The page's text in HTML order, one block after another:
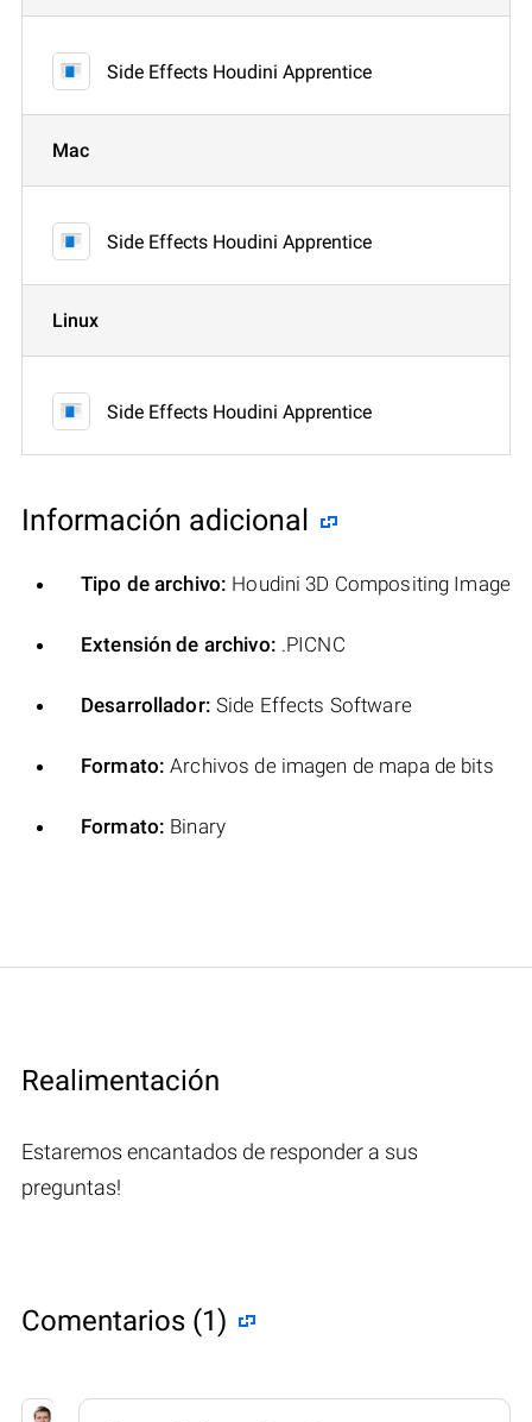
Side Effects Houdini Apprentice
Mac
Side Effects Houdini Apprentice
Linux
Side Effects Houdini Apprentice
Información adicional
Tipo de archivo: Houdini 3D Compositing Image
Extensión de archivo: .PICNC
Desarrollador: Side Effects Software
Formato: Archivos de imagen de mapa de bits
Formato: Binary
Realimentación
Estaremos encantados de responder a sus
preguntas!
Comentarios (1)